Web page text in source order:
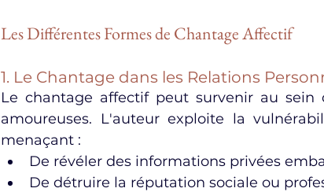
Les Différentes Formes de Chantage Affectif
1. Le Chantage dans les Relations
Le chantage affectif peut survenir au sein
amoureuses. L'auteur exploite la
menaçant :
De révéler des informations privées
De détruire la réputation sociale ou